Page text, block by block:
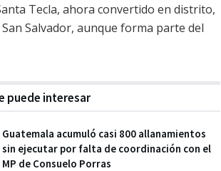
Tecla, ahora convertido en distrito,
Salvador, aunque forma parte del
puede interesar
Guatemala acumuló casi 800 allanamientos
sin ejecutar por falta de coordinación con el
MP de Consuelo Porras